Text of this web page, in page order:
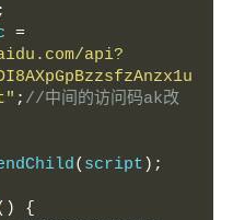
;
=
api?
; //中间的访问码ak改
( script );
{